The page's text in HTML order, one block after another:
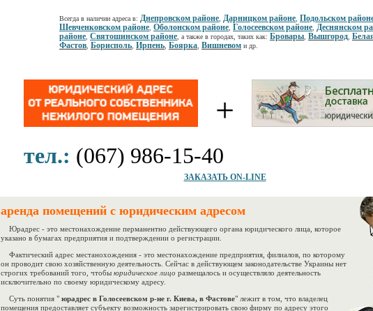
Всегда в наличии адреса в: Днепровском районе Дарницком районе Подольском
Шевченковском районе Оболонском районе Голосеевском районе Деснянском
районе Святошинском районе , а также в городах, таких как: Бровары Вышгород
Фастов Борисполь Ирпень Боярка Вишневом и др.
+
тел.: (067) 986-15-40
ЗАКАЗАТЬ ON-LINE
аренда помещений с юридическим адресом
Юрадрес - это местонахождение перманентно действующего органа юридического лица, которое
указано в бумагах предприятия и подтверждении о регистрации.
Фактический адрес местанохождения - это местонахождение предприятия, филиалов, по которому
он проводит свою хозяйственную деятельность. Сейчас в действующем законодательстве Украины нет
строгих требований того, чтобы юридическое лицо размещалось и осуществляло деятельность
исключительно по своему юридическому адресу.
Суть понятия " юрадрес в Голосеевском р-не г. Киева, в Фастове" лежит в том, что владелец
помещения предоставляет субъекту возможность зарегистрировать свою фирму по адресу этого